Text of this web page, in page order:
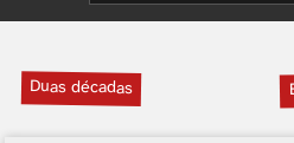
Duas décadas